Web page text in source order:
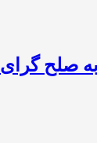
صلح گرای